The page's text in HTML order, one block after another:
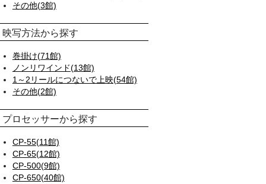
その他(3館)
映写方法から探す
巻掛け(71館)
ノンリワインド(13館)
1～2リールにつないで上映(54館)
その他(2館)
プロセッサーから探す
CP-55(11館)
CP-65(12館)
CP-500(9館)
CP-650(40館)